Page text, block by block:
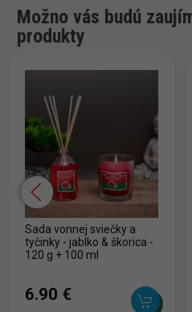
Možno vás budú
produkty
Sada vonnej sviečky a
tyčinky - jablko & škorica -
120 g + 100 ml
6.90 ‎€